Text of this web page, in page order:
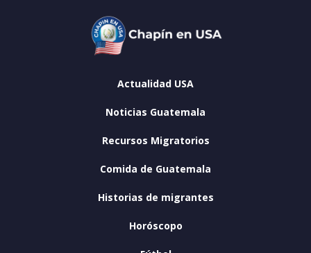
Actualidad USA
Noticias Guatemala
Recursos Migratorios
Comida de Guatemala
Historias de migrantes
Horóscopo